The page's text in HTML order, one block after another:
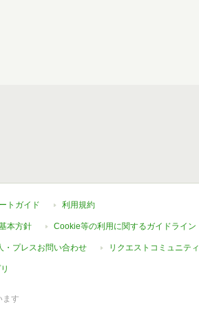
トガイド 利用規約
本方針 Cookie等の利用に関するガイドライン
・プレスお問い合わせ リクエストコミュニティ
ます